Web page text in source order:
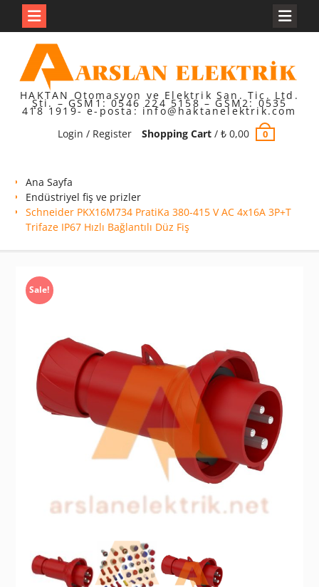
content
HAKTAN Otomasyon ve Elektrik San. Tic. Ltd.
Şti. – GSM1: 0546 224 5158 – GSM2: 0535
418 1919- e-posta: info@haktanelektrik.com
Login / Register
Shopping Cart/ ₺0,00 0
Ana Sayfa
Endüstriyel fiş ve prizler
Schneider PKX16M734 PratiKa 380-415 V AC 4x16A 3P+T
Trifaze IP67 Hızlı Bağlantılı Düz Fiş
Sale!